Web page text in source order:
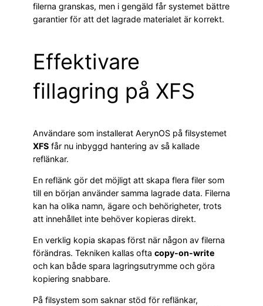
filerna granskas, men i gengäld får systemet bättre
garantier för att det lagrade materialet är korrekt.
Effektivare
fillagring på XFS
Användare som installerat AerynOS på filsystemet
XFS får nu inbyggd hantering av så kallade
reflänkar.
En reflänk gör det möjligt att skapa flera filer som
till en början använder samma lagrade data. Filerna
kan ha olika namn, ägare och behörigheter, trots
att innehållet inte behöver kopieras direkt.
En verklig kopia skapas först när någon av filerna
förändras. Tekniken kallas ofta copy-on-write
och kan både spara lagringsutrymme och göra
kopiering snabbare.
På filsystem som saknar stöd för reflänkar,